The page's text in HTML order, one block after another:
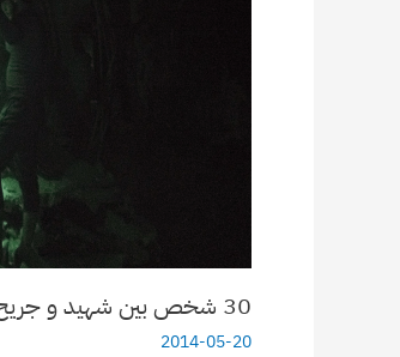
30 شخص بين شهيد و جريح في مارع بعد استهدافها بصاروخ أرض – أرض
2014-05-20